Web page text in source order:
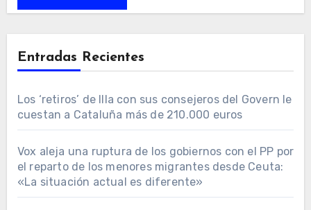
Entradas Recientes
Los ‘retiros’ de Illa con sus consejeros del Govern le
cuestan a Cataluña más de 210.000 euros
Vox aleja una ruptura de los gobiernos con el PP por
el reparto de los menores migrantes desde Ceuta:
«La situación actual es diferente»